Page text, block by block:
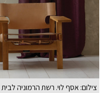
צילום: אסף לוי. רשת הרמוניה